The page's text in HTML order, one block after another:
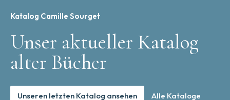
Katalog Camille Sourget
Unser aktueller Katalog
alter Bücher
Unseren letzten Katalog ansehen Alle Kataloge